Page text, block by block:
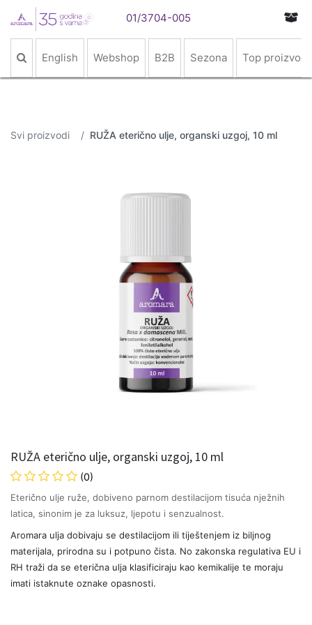
01/3704-005
English Webshop B2B Sezona Top proizvodi
Svi proizvodi RUŽA eterično ulje, organski uzgoj, 10 ml
RUŽA eterično ulje, organski uzgoj, 10 ml
(0)
Eterično ulje ruže, dobiveno parnom destilacijom tisuća nježnih
latica, sinonim je za luksuz, ljepotu i senzualnost.
Aromara ulja dobivaju se destilacijom ili tiještenjem iz biljnog
materijala, prirodna su i potpuno čista. No zakonska regulativa EU i
RH traži da se eterična ulja klasificiraju kao kemikalije te moraju
imati istaknute oznake opasnosti.